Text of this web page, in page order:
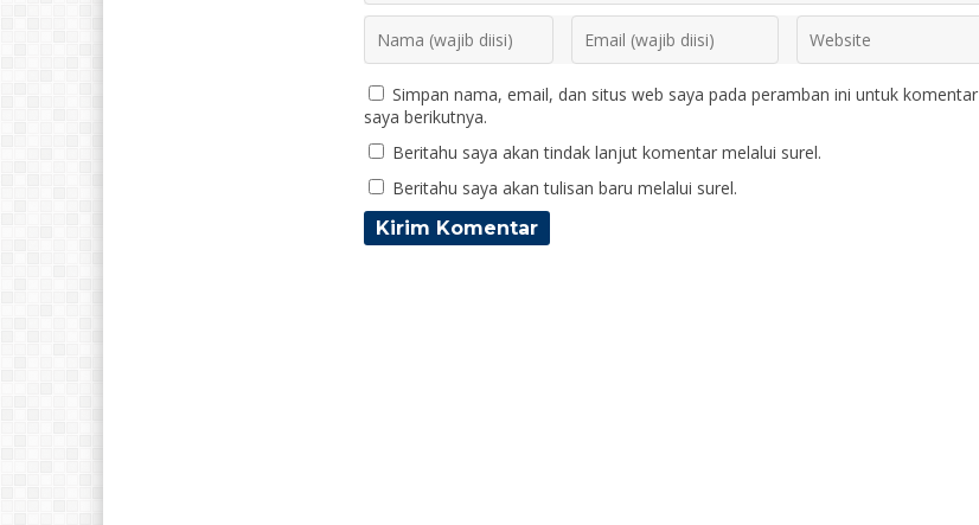
Simpan nama, email, dan situs web saya pada peramban ini untuk komentar
saya berikutnya.
Beritahu saya akan tindak lanjut komentar melalui surel.
Beritahu saya akan tulisan baru melalui surel.